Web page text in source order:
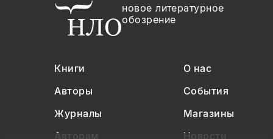
новое литературное
обозрение
Книги
О нас
Авторы
События
Журналы
Магазины
Авторам
Новости